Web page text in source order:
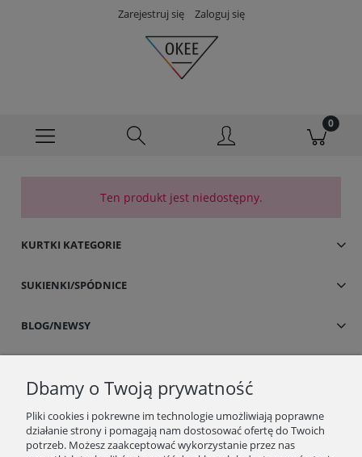
Zarejestruj się Zaloguj się
Ten produkt jest niedostępny.
KURTKI KATEGORIE
SUKIENKI/SPÓDNICE
BLOG/NEWSY
KONTAKT
Dbamy o Twoją prywatność
Pliki cookies i pokrewne im technologie umożliwiają poprawne
działanie strony i pomagają nam dostosować ofertę do Twoich
potrzeb. Możesz zaakceptować wykorzystanie przez nas